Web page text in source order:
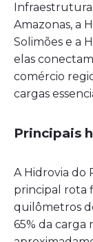
Amazonas, a
Solimões e a
elas
comércio
cargas
Principais
A Hidrovia do
principal rota
quilômetros
65% da carga